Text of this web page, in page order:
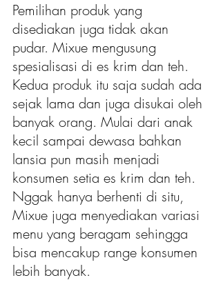
Pemilihan produk yang
disediakan juga tidak akan
pudar. Mixue mengusung
spesialisasi di es krim dan teh.
Kedua produk itu saja sudah ada
sejak lama dan juga disukai oleh
banyak orang. Mulai dari anak
kecil sampai dewasa bahkan
lansia pun masih menjadi
konsumen setia es krim dan teh.
Nggak hanya berhenti di situ,
Mixue juga menyediakan variasi
menu yang beragam sehingga
bisa mencakup range konsumen
lebih banyak.